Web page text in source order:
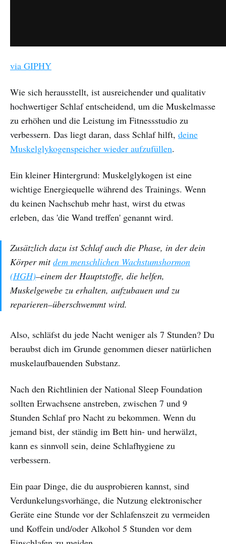
via GIPHY
Wie sich herausstellt, ist ausreichender und qualitativ
hochwertiger Schlaf entscheidend, um die Muskelmasse
zu erhöhen und die Leistung im Fitnessstudio zu
verbessern. Das liegt daran, dass Schlaf hilft, deine
Muskelglykogenspeicher wieder aufzufüllen.
Ein kleiner Hintergrund: Muskelglykogen ist eine
wichtige Energiequelle während des Trainings. Wenn
du keinen Nachschub mehr hast, wirst du etwas
erleben, das 'die Wand treffen' genannt wird.
Zusätzlich dazu ist Schlaf auch die Phase, in der dein
Körper mitdem menschlichen Wachstumshormon
(HGH)–einem der Hauptstoffe, die helfen,
Muskelgewebe zu erhalten, aufzubauen und zu
reparieren–überschwemmt wird.
Also, schläfst du jede Nacht weniger als 7 Stunden? Du
beraubst dich im Grunde genommen dieser natürlichen
muskelaufbauenden Substanz.
Nach den Richtlinien der National Sleep Foundation
sollten Erwachsene anstreben, zwischen 7 und 9
Stunden Schlaf pro Nacht zu bekommen. Wenn du
jemand bist, der ständig im Bett hin- und herwälzt,
kann es sinnvoll sein, deine Schlafhygiene zu
verbessern.
Ein paar Dinge, die du ausprobieren kannst, sind
Verdunkelungsvorhänge, die Nutzung elektronischer
Geräte eine Stunde vor der Schlafenszeit zu vermeiden
und Koffein und/oder Alkohol 5 Stunden vor dem